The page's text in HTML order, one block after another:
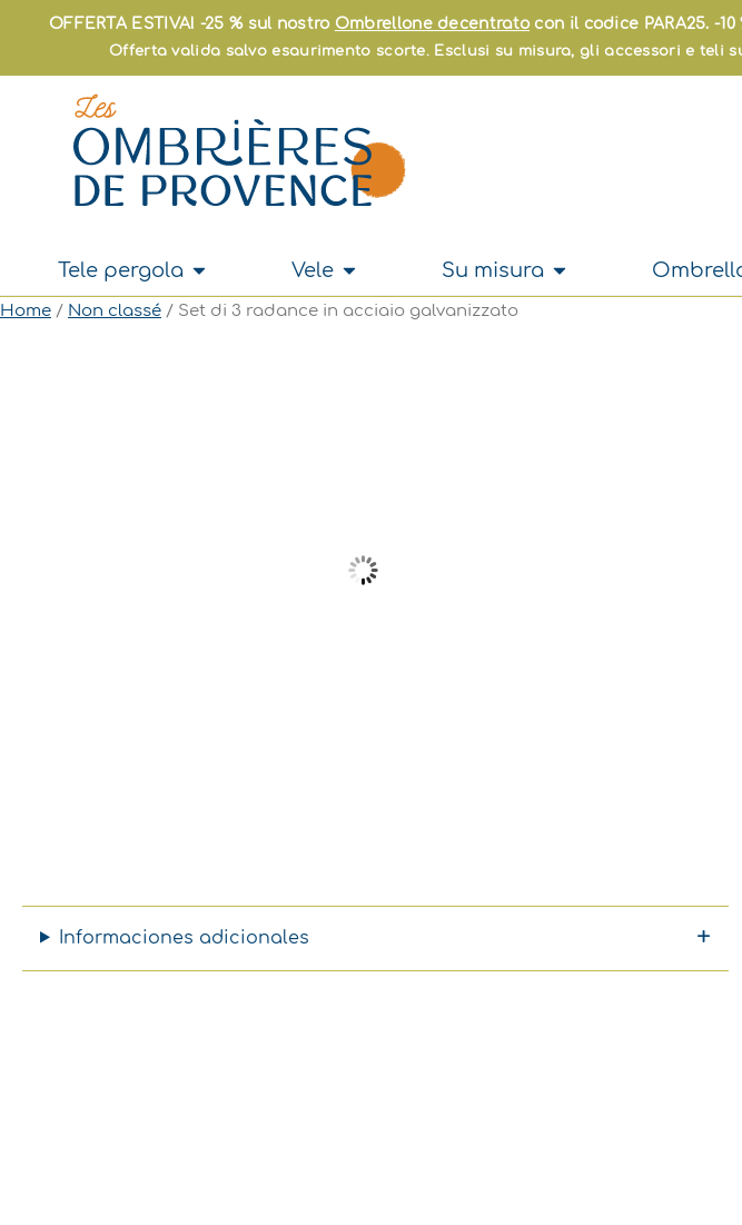
OFFERTA ESTIVA! -25 % sul nostro Ombrellone decentratocon il codice PARA25. -
Offerta valida salvo esaurimento scorte. Esclusi su misura, gli accessori e teli
Tele pergola Apri Tele pergola
Vele Apri Vele Su misura Apri Su misura
Home / Non classé / Set di 3 radance in acciaio galvanizzato
Informaciones adicionales